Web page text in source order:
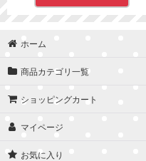
ホーム
商品カテゴリ一覧
ショッピングカート
マイページ
お気に入り